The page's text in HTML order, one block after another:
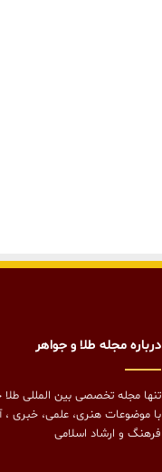
درباره مجله طلا و جواهر
تنها مجله تخصصی بین المللی طلا
با موضوعات هنری، علمی، خبری ،
فرهنگ و ارشاد اسلامی